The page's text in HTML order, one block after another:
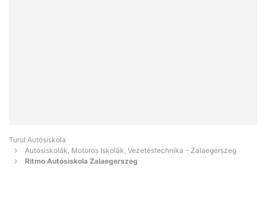
Turul Autósiskola
Autósiskolák, Motoros Iskolák, Vezetéstechnika - Zalaegerszeg
Ritmo Autósiskola Zalaegerszeg